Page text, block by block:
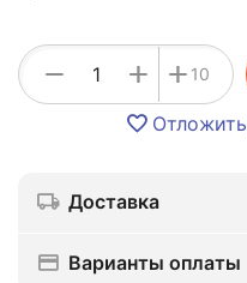
+ 10
+
−
Отложить
Доставка
Варианты оплаты